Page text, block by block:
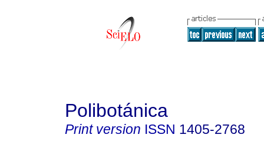
Polibotánica
Print version ISSN 1405-2768